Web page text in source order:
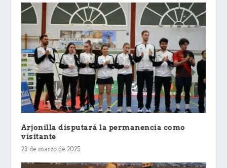
Arjonilla disputará la permanencia como
visitante
23 de marzo de 2025